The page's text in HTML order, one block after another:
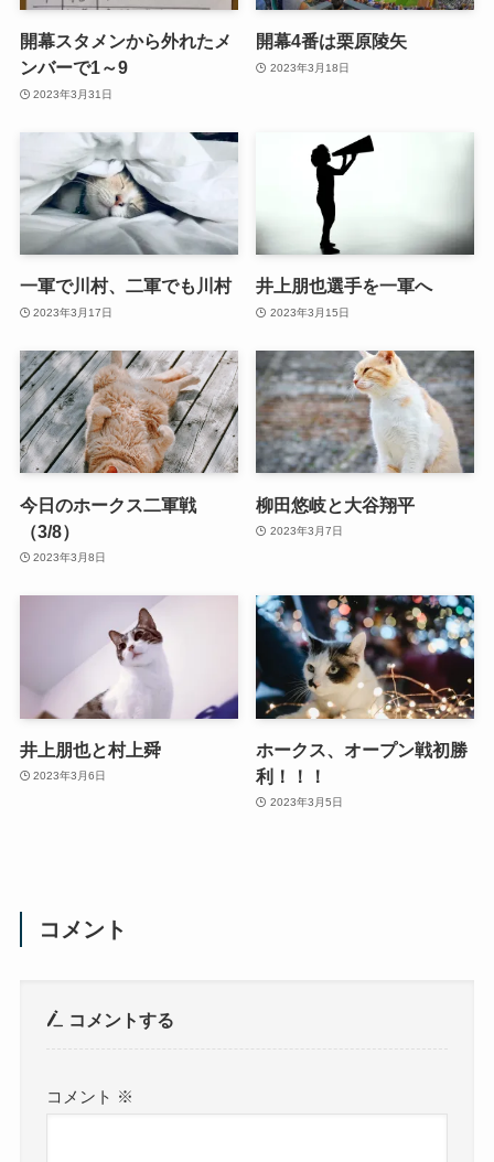
開幕スタメンから外れたメ
ンバーで1～9
2023年3月31日
開幕4番は栗原陵矢
2023年3月18日
一軍で川村、二軍でも川村
2023年3月17日
井上朋也選手を一軍へ
2023年3月15日
今日のホークス二軍戦
（3/8）
2023年3月8日
柳田悠岐と大谷翔平
2023年3月7日
井上朋也と村上舜
2023年3月6日
ホークス、オープン戦初勝
利！！！
2023年3月5日
コメント
コメントする
コメント ※